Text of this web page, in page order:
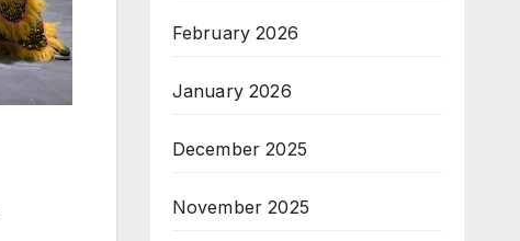
February 2026
January 2026
December 2025
November 2025